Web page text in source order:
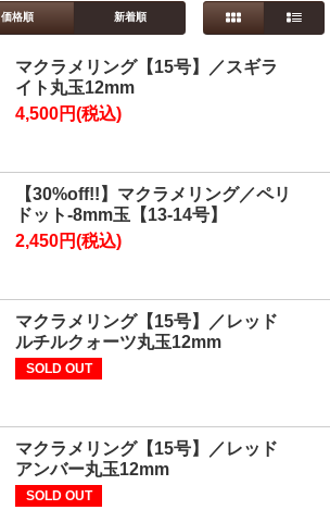
価格順 新着順
マクラメリング【15号】／スギラ
イト丸玉12mm
4,500円(税込)
【30%off!!】マクラメリング／ペリ
ドット-8mm玉【13-14号】
2,450円(税込)
マクラメリング【15号】／レッド
ルチルクォーツ丸玉12mm
SOLD OUT
マクラメリング【15号】／レッド
アンバー丸玉12mm
SOLD OUT